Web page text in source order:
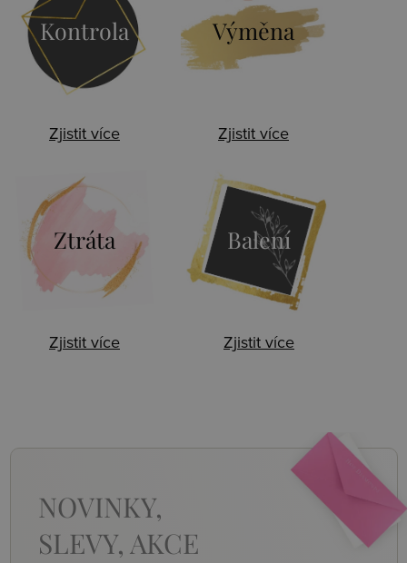
Kontrola
Zjistit více
Výměna
Zjistit více
Ztráta
Zjistit více
Balení
Zjistit více
NOVINKY,
SLEVY, AKCE